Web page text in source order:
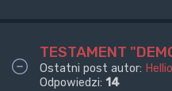
TESTAMENT
Ostatni post autor:
Odpowiedzi: 14